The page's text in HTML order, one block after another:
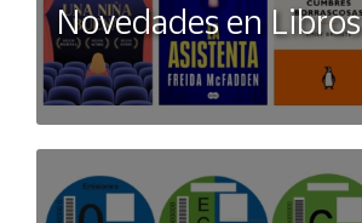
Novedades en Libros